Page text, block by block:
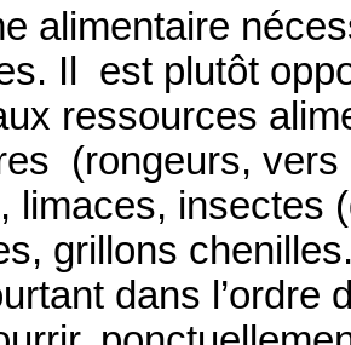
alimentaire
Il
est plutôt
ressources
(rongeurs, vers
limaces, insectes
grillons
dans l’ordre